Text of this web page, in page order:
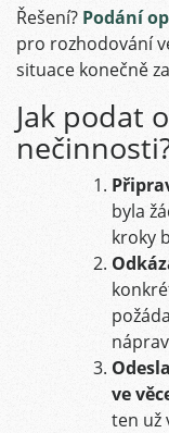
Řešení? Podání
pro rozhodování
situace konečně
Jak podat
byla
kroky
ve
ten už